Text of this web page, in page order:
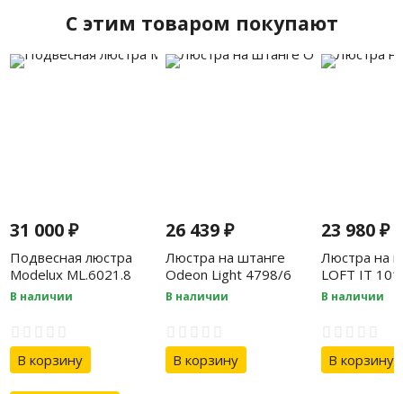
C этим товаром покупают
31 000₽
Подвесная люстра
Modelux ML.6021.8
В наличии
В корзину
26 439₽
Люстра на штанге
Odeon Light 4798/6
В наличии
В корзину
23 980₽
Люстра на
LOFT IT
Gold
В наличии
В корзину